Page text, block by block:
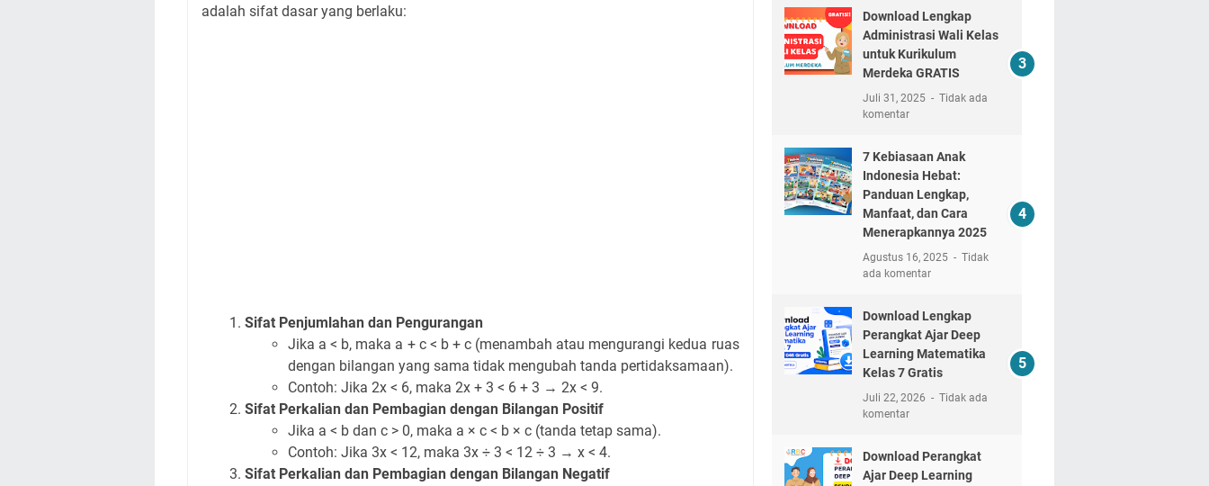
adalah sifat dasar yang berlaku:
Sifat Penjumlahan dan Pengurangan
Jika a < b, maka a + c < b + c (menambah atau mengurangi kedua ruas
dengan bilangan yang sama tidak mengubah tanda pertidaksamaan).
Contoh: Jika 2x < 6, maka 2x + 3 < 6 + 3 → 2x < 9.
Sifat Perkalian dan Pembagian dengan Bilangan Positif
Jika a < b dan c > 0, maka a × c < b × c (tanda tetap sama).
Contoh: Jika 3x < 12, maka 3x ÷ 3 < 12 ÷ 3 → x < 4.
Sifat Perkalian dan Pembagian dengan Bilangan Negatif
Download Lengkap
Administrasi Wali Kelas
untuk Kurikulum
Merdeka GRATIS
Juli 31, 2025
Tidak ada
komentar
7 Kebiasaan Anak
Indonesia Hebat:
Panduan Lengkap,
Manfaat, dan Cara
Menerapkannya 2025
Agustus 16, 2025
Tidak
ada komentar
Download Lengkap
Perangkat Ajar Deep
Learning Matematika
Kelas 7 Gratis
Juli 22, 2026
Tidak ada
komentar
Download Perangkat
Ajar Deep Learning